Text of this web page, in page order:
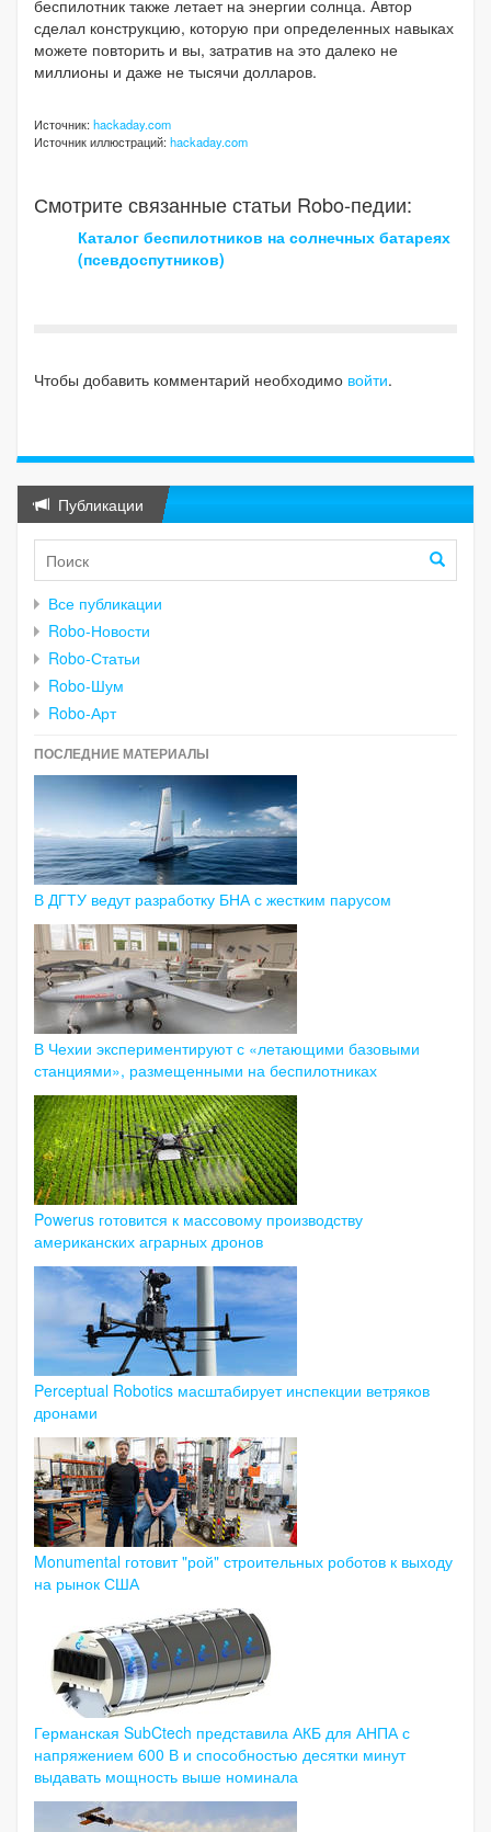
беспилотник также летает на энергии солнца. Автор
сделал конструкцию, которую при определенных навыках
можете повторить и вы, затратив на это далеко не
миллионы и даже не тысячи долларов.
Источник:hackaday.com
Источник иллюстраций:hackaday.com
Смотрите связанные статьи Robo-педии:
Каталог беспилотников на солнечных батареях
(псевдоспутников)
Чтобы добавить комментарий необходимо войти.
Публикации
Все публикации
Robo-Новости
Robo-Статьи
Robo-Шум
Robo-Арт
ПОСЛЕДНИЕ МАТЕРИАЛЫ
В ДГТУ ведут разработку БНА с жестким парусом
В Чехии экспериментируют с «летающими базовыми
станциями», размещенными на беспилотниках
Powerus готовится к массовому производству
американских аграрных дронов
Perceptual Robotics масштабирует инспекции ветряков
дронами
Monumental готовит "рой" строительных роботов к выходу
на рынок США
Германская SubCtech представила АКБ для АНПА с
напряжением 600 В и способностью десятки минут
выдавать мощность выше номинала